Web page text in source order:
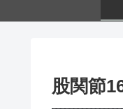
股関節